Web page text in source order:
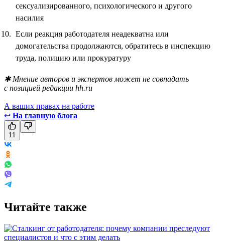
сексуализированного, психологического и другого
насилия
Если реакция работодателя неадекватна или
домогательства продолжаются, обратитесь в инспекцию
труда, полицию или прокуратуру
✱ Мнение авторов и экспертов может не совпадать
с позицией редакции hh.ru
А ваших правах на работе
↩ На главную блога
11
Читайте также